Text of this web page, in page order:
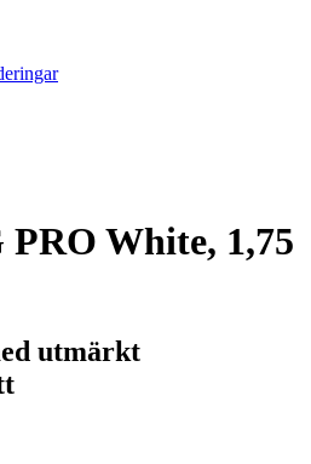
PRO White, 1,75
utmärkt